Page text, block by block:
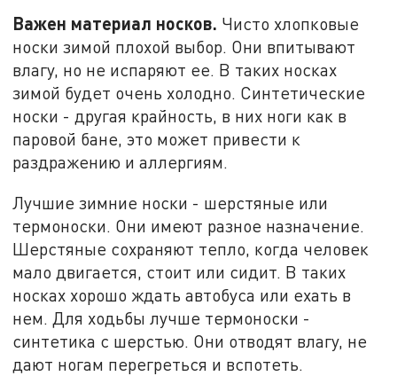
Важен материал носков. Чисто хлопковые
носки зимой плохой выбор. Они впитывают
влагу, но не испаряют ее. В таких носках
зимой будет очень холодно. Синтетические
носки - другая крайность, в них ноги как в
паровой бане, это может привести к
раздражению и аллергиям.
Лучшие зимние носки - шерстяные или
термоноски. Они имеют разное назначение.
Шерстяные сохраняют тепло, когда человек
мало двигается, стоит или сидит. В таких
носках хорошо ждать автобуса или ехать в
нем. Для ходьбы лучше термоноски -
синтетика с шерстью. Они отводят влагу, не
дают ногам перегреться и вспотеть.